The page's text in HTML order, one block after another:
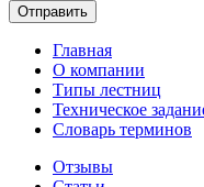
Главная
О компании
Типы лестниц
Техническое
Словарь терминов
Отзывы